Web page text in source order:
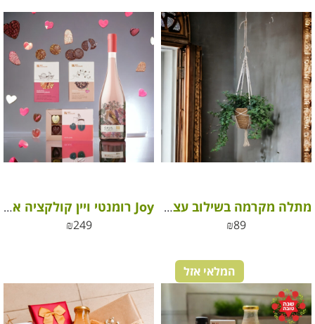
מתלה מקרמה בשילוב עציץ ראטן בוהו שיק
₪89
Joy רומנטי ויין קולקציה אהבה גליל רוזה
₪249
המלאי אזל